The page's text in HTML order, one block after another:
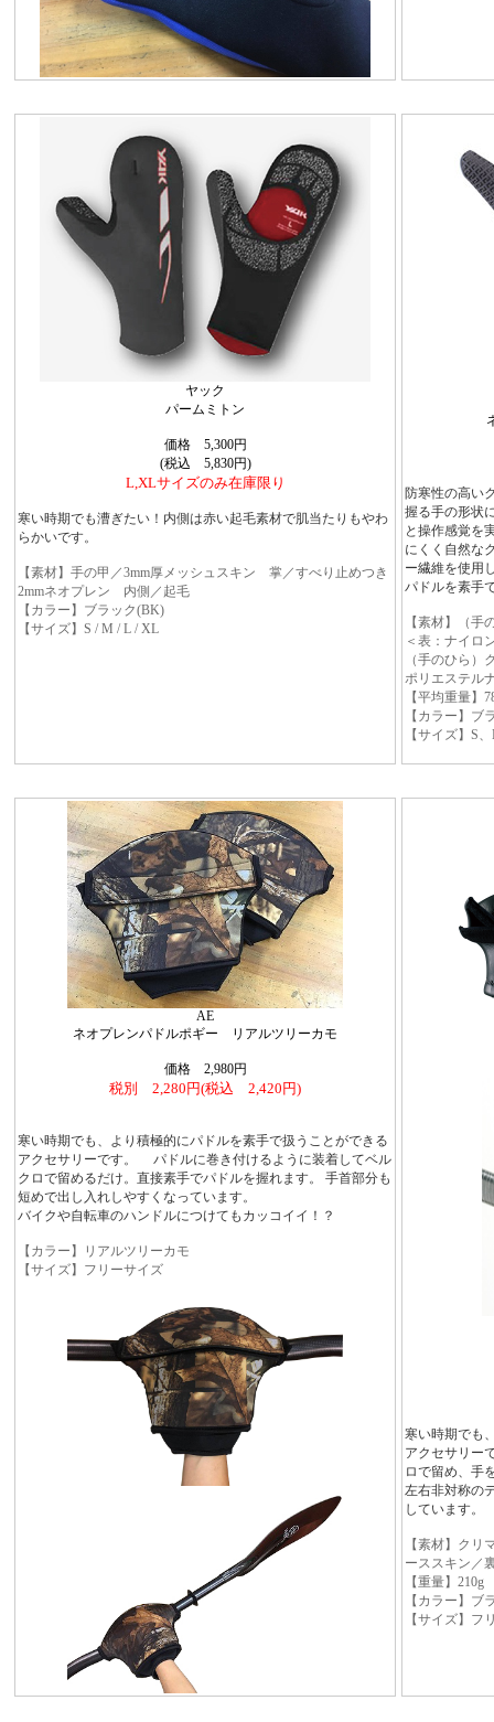
ヤック
パームミトン
価格 5,300円
(税込 5,830円)
L,XLサイズのみ在庫限り
寒い時期でも漕ぎたい！内側は赤い起毛素材で肌当たりもやわ
らかいです。
【素材】手の甲／3mm厚メッシュスキン 掌／すべり止めつき
2mmネオプレン 内側／起毛
【カラー】ブラック(BK)
【サイズ】S / M / L / XL
防寒性の高い
握る手の形状
と操作感覚を
にくく自然な
ー繊維を使用
パドルを素手
【素材】（手
＜表：ナイロ
（手のひら）
ポリエステル
【平均重量】
【カラー】ブ
【サイズ】S
AE
ネオプレンパドルポギー リアルツリーカモ
価格 2,980円
税別 2,280円(税込 2,420円)
寒い時期でも、より積極的にパドルを素手で扱うことができる
アクセサリーです。 パドルに巻き付けるように装着してベル
クロで留めるだけ。直接素手でパドルを握れます。 手首部分も
短めで出し入れしやすくなっています。
バイクや自転車のハンドルにつけてもカッコイイ！？
【カラー】リアルツリーカモ
【サイズ】フリーサイズ
寒い時期でも
アクセサリー
ロで留め、手
左右非対称の
しています。
【素材】クリ
ーススキン／
【重量】210g
【カラー】ブ
【サイズ】フ